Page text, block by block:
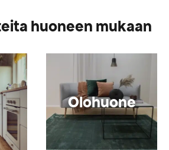
huoneen mukaan
Olohuone